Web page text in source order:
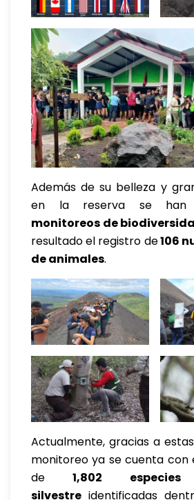
Además de su belleza y
en la reserva se han
monitoreos de
resultado el registro de106
de animales.
Actualmente, gracias a
monitoreo ya se cuenta
de 1,802
silvestre identificadas